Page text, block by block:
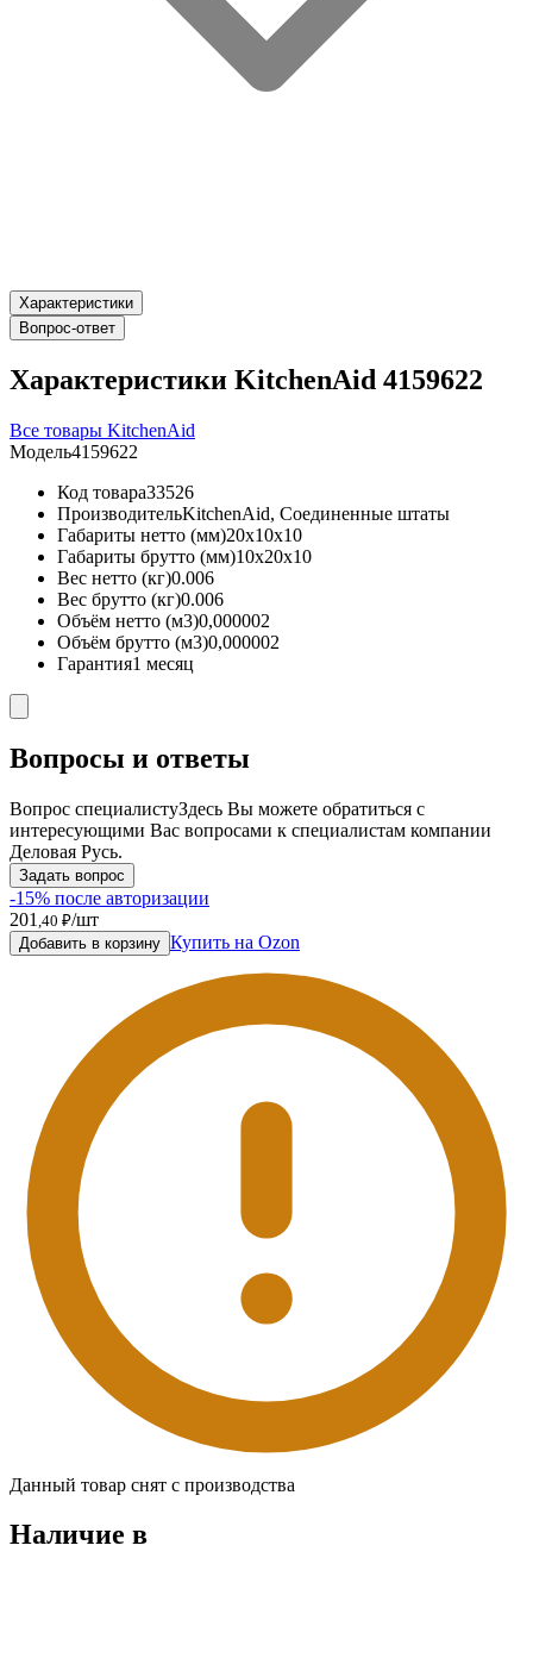
Характеристики
Вопрос-ответ
Характеристики KitchenAid 4159622
Все товары KitchenAid
Модель4159622
Код товара33526
ПроизводительKitchenAid, Соединенные штаты
Габариты нетто (мм)20x10x10
Габариты брутто (мм)10x20x10
Вес нетто (кг)0.006
Вес брутто (кг)0.006
Объём нетто (м3)0,000002
Объём брутто (м3)0,000002
Гарантия1 месяц
Вопросы и ответы
Вопрос специалистуЗдесь Вы можете обратиться с
интересующими Вас вопросами к специалистам компании
Деловая Русь.
Задать вопрос
-15% после авторизации
201 ,40 ₽/шт
Добавить в корзину Купить на Ozon
Данный товар снят с производства
Наличие в